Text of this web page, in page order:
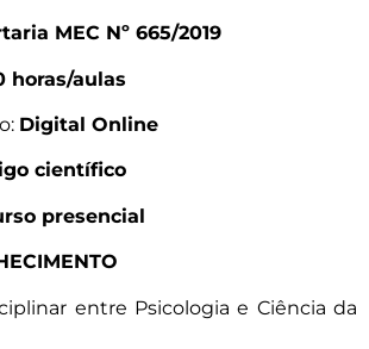
MEC Nº 665/2019
horas/aulas
Digital Online
científico
presencial
entre Psicologia e Ciência da